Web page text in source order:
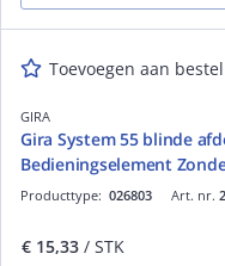
Toevoegen aan
GIRA
Gira System 55 blinde
Bedieningselement
Art. nr.
Producttype: 026803
€ 15,33 / STK